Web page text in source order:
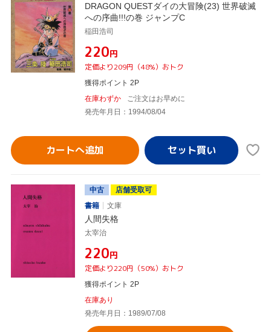
DRAGON QUESTダイの大冒険(23) 世界破滅
への序曲!!!の巻 ジャンプC
稲田浩司
¥220円
定価より209円（48%）おトク
獲得ポイント 2P
在庫わずか
ご注文はお早めに
発売年月日：1994/08/04
カートへ追加
中古
店舗受取可
書籍
文庫
人間失格
太宰治
¥220円
定価より220円（50%）おトク
獲得ポイント 2P
在庫あり
発売年月日：1989/07/08